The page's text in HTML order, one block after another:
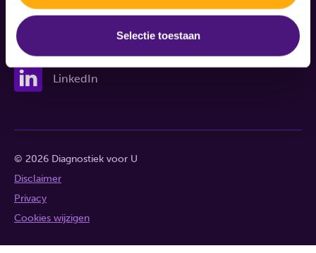
Selectie toestaan
Klachten
LinkedIn
© 2026 Diagnostiek voor U
Disclaimer
Privacy
Cookies wijzigen